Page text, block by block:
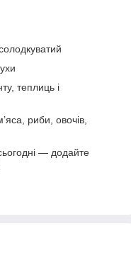
теплиць і
риби, овочів,
— додайте